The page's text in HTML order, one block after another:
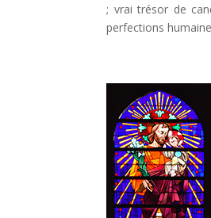
; vrai trésor de
perfections